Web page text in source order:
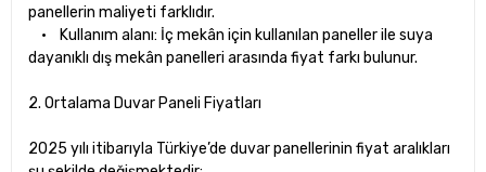
panellerin maliyeti farklıdır.
• Kullanım alanı: İç mekân için kullanılan paneller ile suya
dayanıklı dış mekân panelleri arasında fiyat farkı bulunur.
2. Ortalama Duvar Paneli Fiyatları
2025 yılı itibarıyla Türkiye’de duvar panellerinin fiyat aralıkları